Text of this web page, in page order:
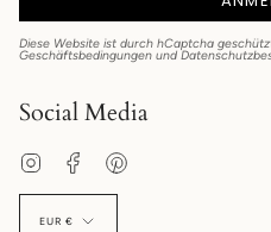
Diese Website ist durch hCaptcha
Geschäftsbedingungen und
Social Media
InstagramFacebook
EUR €